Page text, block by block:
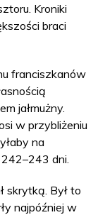
Kroniki
braci
franciszkanów
jałmużny.
w przybliżeniu
na
dni.
skrytką. Był to
najpóźniej w